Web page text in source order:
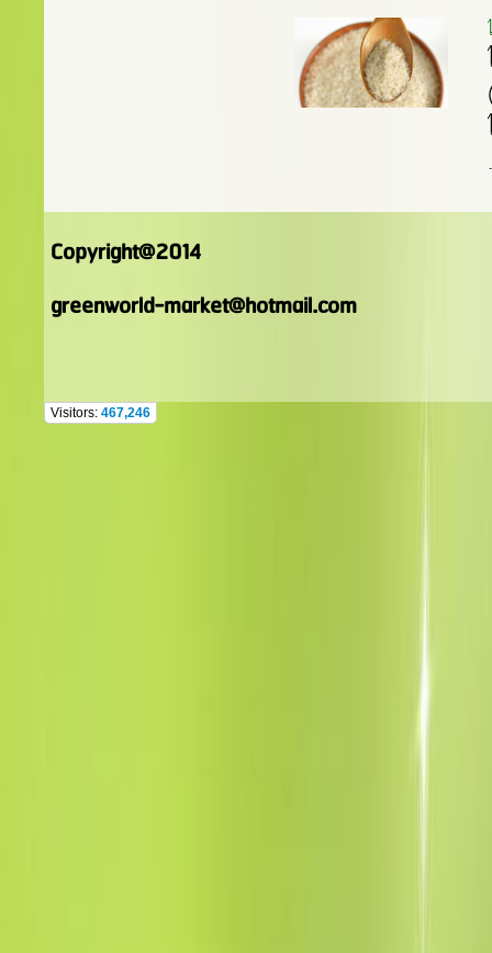
Copyright@2014
greenworld-market@hotmail.com
Visitors: 467,246